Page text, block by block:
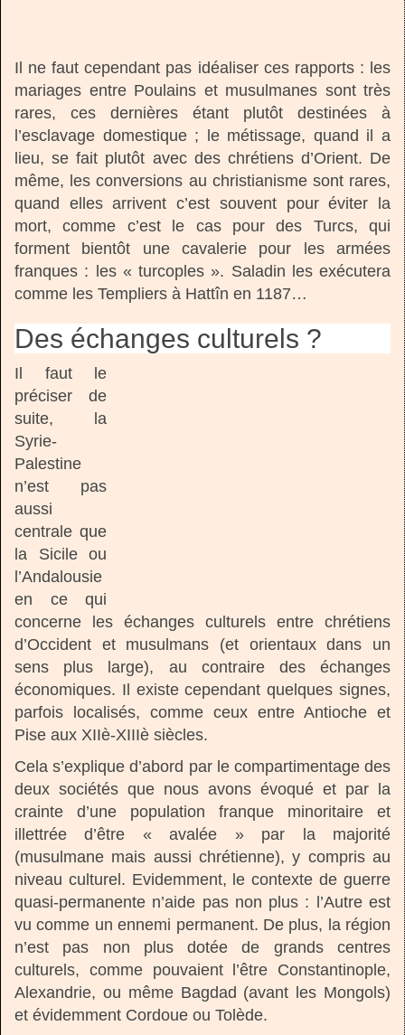
Il ne faut cependant pas idéaliser ces rapports : les
mariages entre Poulains et musulmanes sont très
rares, ces dernières étant plutôt destinées à
l’esclavage domestique ; le métissage, quand il a
lieu, se fait plutôt avec des chrétiens d’Orient. De
même, les conversions au christianisme sont rares,
quand elles arrivent c’est souvent pour éviter la
mort, comme c’est le cas pour des Turcs, qui
forment bientôt une cavalerie pour les armées
franques : les « turcoples ». Saladin les exécutera
comme les Templiers à Hattîn en 1187…
Des échanges culturels ?
Il faut le
préciser de
suite, la
Syrie-
Palestine
n’est pas
aussi
centrale que
la Sicile ou
l’Andalousie
en ce qui
concerne les échanges culturels entre chrétiens
d’Occident et musulmans (et orientaux dans un
sens plus large), au contraire des échanges
économiques. Il existe cependant quelques signes,
parfois localisés, comme ceux entre Antioche et
Pise aux XIIè-XIIIè siècles.
Cela s’explique d’abord par le compartimentage des
deux sociétés que nous avons évoqué et par la
crainte d’une population franque minoritaire et
illettrée d’être « avalée » par la majorité
(musulmane mais aussi chrétienne), y compris au
niveau culturel. Evidemment, le contexte de guerre
quasi-permanente n’aide pas non plus : l’Autre est
vu comme un ennemi permanent. De plus, la région
n’est pas non plus dotée de grands centres
culturels, comme pouvaient l’être Constantinople,
Alexandrie, ou même Bagdad (avant les Mongols)
et évidemment Cordoue ou Tolède.